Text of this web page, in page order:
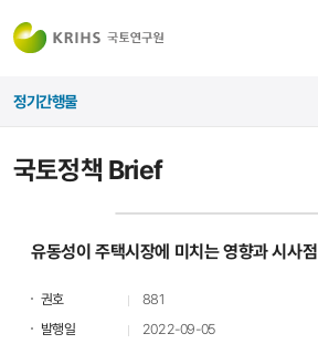
국토정책 Brief
정기간행물
유동성이 주택시장에 미치는 영향과 시사점
권호
881
발행일
2022-09-05